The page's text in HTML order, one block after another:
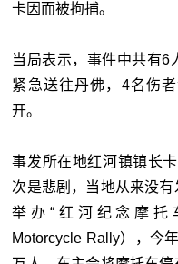
卡因而被拘捕。
当局表示，事件中共有6
紧急送往丹佛，4名伤
开。
事发所在地红河镇镇长
次是悲剧，当地从来没
举办“红河纪念摩托
Motorcycle Rally），今